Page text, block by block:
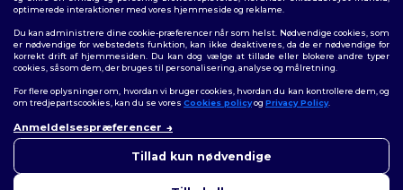
cookies|Sitemap
optimerede interaktioner med vores hjemmeside og reklame.
Du kan administrere dine cookie-præferencer når som helst. Nødvendige cookies, som
er nødvendige for webstedets funktion, kan ikke deaktiveres, da de er nødvendige for
korrekt drift af hjemmesiden. Du kan dog vælge at tillade eller blokere andre typer
cookies, såsom dem, der bruges til personalisering, analyse og målretning.
For flere oplysninger om, hvordan vi bruger cookies, hvordan du kan kontrollere dem, og
om tredjepartscookies, kan du se vores Cookies policyog Privacy Policy.
Anmeldelsespræferencer
Tillad kun nødvendige
bekymringer, kan du kontakte